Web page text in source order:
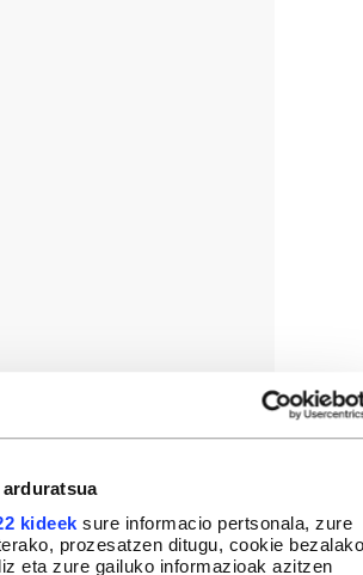
kideek sure informacio pertsonala, zure
prozesatzen ditugu, cookie bezalako
eta zure gailuko informazioak azitzen